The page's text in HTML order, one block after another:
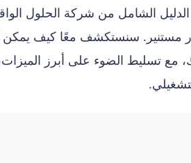
قرار مستنير. سنستكشف معًا كيف يمكن
مع تسليط الضوء على أبرز